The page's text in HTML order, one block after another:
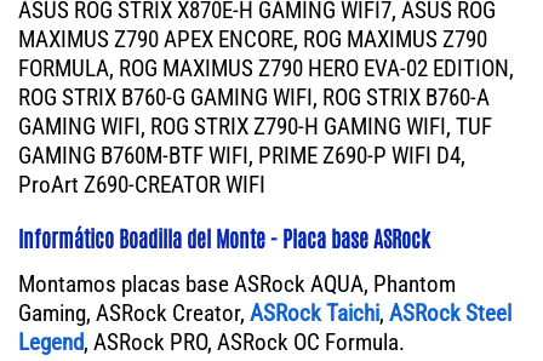
ASUS ROG STRIX X870E-H GAMING WIFI7, ASUS ROG
MAXIMUS Z790 APEX ENCORE, ROG MAXIMUS Z790
FORMULA, ROG MAXIMUS Z790 HERO EVA-02 EDITION,
ROG STRIX B760-G GAMING WIFI, ROG STRIX B760-A
GAMING WIFI, ROG STRIX Z790-H GAMING WIFI, TUF
GAMING B760M-BTF WIFI, PRIME Z690-P WIFI D4,
ProArt Z690-CREATOR WIFI
Informático Boadilla del Monte - Placa base ASRock
Montamos placas base ASRock AQUA, Phantom
Gaming, ASRock Creator, ASRock Taichi, ASRock Steel
Legend, ASRock PRO, ASRock OC Formula.